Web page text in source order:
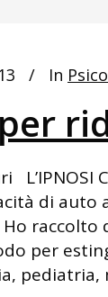
In
L’IPNOSI
di auto
raccolto
per